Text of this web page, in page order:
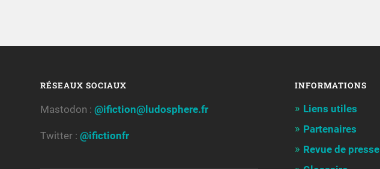
RÉSEAUX SOCIAUX
Mastodon :@ifiction@ludosphere.fr
Twitter :@ifictionfr
INFORMATIONS
Liens utiles
Partenaires
Revue de presse